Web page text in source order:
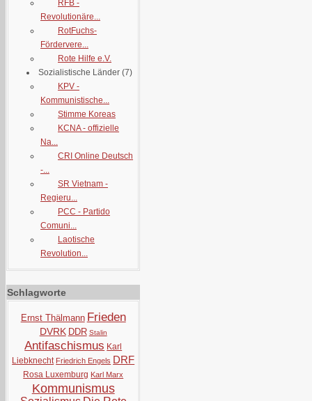
RFB -
Revolutionäre...
RotFuchs-
Fördervere...
Rote Hilfe e.V.
Sozialistische Länder (7)
KPV -
Kommunistische...
Stimme Koreas
KCNA - offizielle
Na...
CRI Online Deutsch
-...
SR Vietnam -
Regieru...
PCC - Partido
Comuni...
Laotische
Revolution...
Schlagworte
Ernst Thälmann Frieden
DVRK DDR Stalin
Antifaschismus Karl
Liebknecht Friedrich Engels DRF
Rosa Luxemburg Karl Marx
Kommunismus